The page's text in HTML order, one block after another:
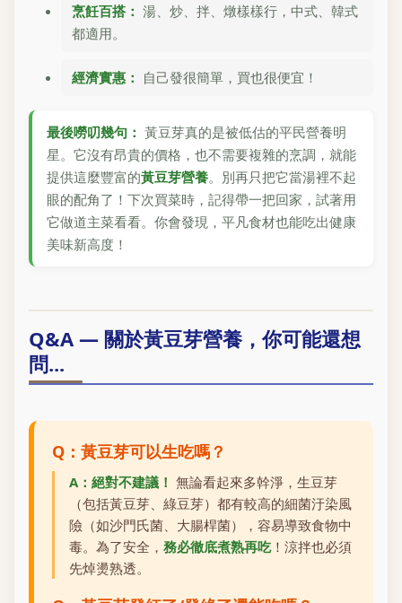
烹飪百搭： 湯、炒、拌、燉樣樣行，中式、韓式
都適用。
經濟實惠： 自己發很簡單，買也很便宜！
最後嘮叨幾句： 黃豆芽真的是被低估的平民營養明
星。它沒有昂貴的價格，也不需要複雜的烹調，就能
提供這麼豐富的黃豆芽營養。別再只把它當湯裡不起
眼的配角了！下次買菜時，記得帶一把回家，試著用
它做道主菜看看。你會發現，平凡食材也能吃出健康
美味新高度！
Q&A — 關於黃豆芽營養，你可能還想
問...
Q：黃豆芽可以生吃嗎？
A：絕對不建議！ 無論看起來多幹淨，生豆芽
（包括黃豆芽、綠豆芽）都有較高的細菌汙染風
險（如沙門氏菌、大腸桿菌），容易導致食物中
毒。為了安全， 務必徹底煮熟再吃！涼拌也必須
先焯燙熟透。